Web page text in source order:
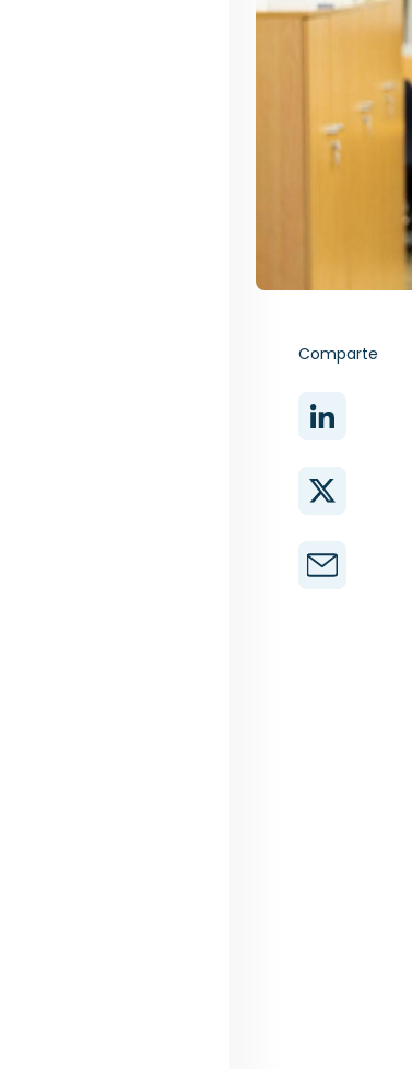
Comparte